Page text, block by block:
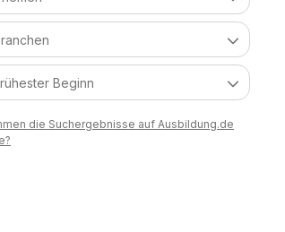
die Suchergebnisse auf Ausbildung.de